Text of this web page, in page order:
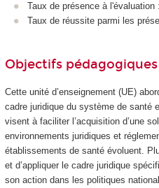
Taux de présence à l'évaluation
Taux de réussite parmi les
Objectifs pédagogiques
Cette unité d’enseignement (UE)
cadre juridique du système de santé
visent à faciliter l’acquisition d’une
environnements juridiques et
établissements de santé évoluent.
et d’appliquer le cadre juridique
son action dans les politiques